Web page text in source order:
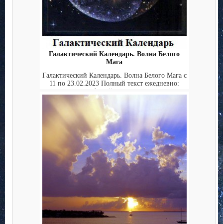
Галактический Календарь. Волна Белого
Мага
Галактический Календарь. Волна Белого Мага с
11 по 23.02.2023 Полный текст ежедневно:
http://starga...